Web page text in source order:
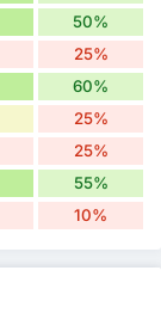
50%
25%
60%
25%
25%
55%
10%